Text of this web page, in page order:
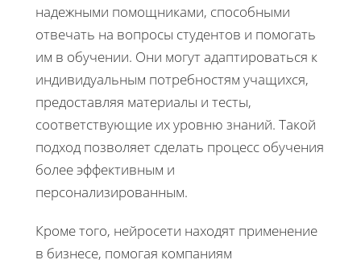
надежными помощниками, способными
отвечать на вопросы студентов и помогать
им в обучении. Они могут адаптироваться к
индивидуальным потребностям учащихся,
предоставляя материалы и тесты,
соответствующие их уровню знаний. Такой
подход позволяет сделать процесс обучения
более эффективным и
персонализированным.
Кроме того, нейросети находят применение
в бизнесе, помогая компаниям